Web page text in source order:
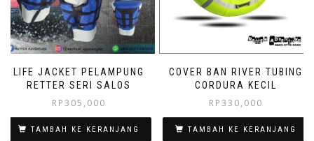
LIFE JACKET PELAMPUNG
RETTER SERI SALOS
RP305,000
TAMBAH KE KERANJANG
COVER BAN RIVER TUBING
CORDURA KECIL
RP330,000
TAMBAH KE KERANJANG